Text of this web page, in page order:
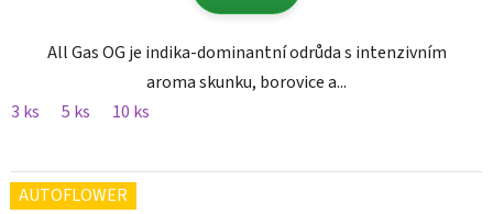
All Gas OG je indika-dominantní odrůda s intenzivním
aroma skunku, borovice a...
3 ks
5 ks 10 ks
AUTOFLOWER